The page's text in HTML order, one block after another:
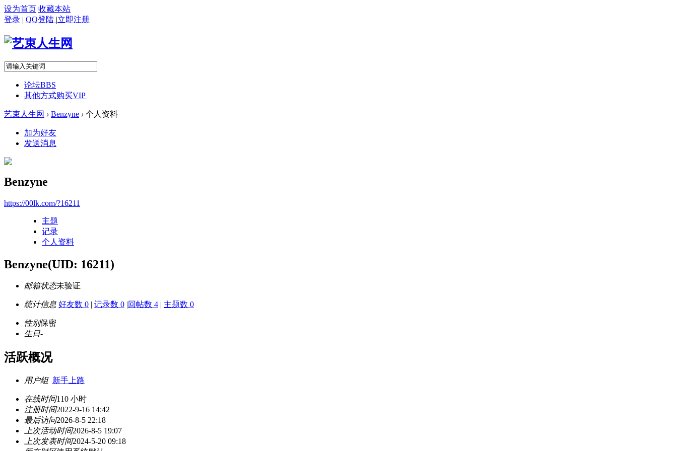
设为首页 收藏本站
登录 | QQ登陆 |立即注册
论坛BBS
其他方式购买VIP
艺束人生网 › Benzyne › 个人资料
加为好友
发送消息
Benzyne
https://00lk.com/?16211
主题
记录
个人资料
Benzyne(UID: 16211)
邮箱状态未验证
统计信息 好友数 0 | 记录数 0 |回帖数 4 | 主题数 0
性别保密
生日-
活跃概况
用户组 新手上路
在线时间110 小时
注册时间2022-9-16 14:42
最后访问2026-8-5 22:18
上次活动时间2026-8-5 19:07
上次发表时间2024-5-20 09:18